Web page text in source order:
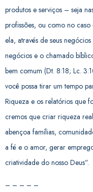
produtos e serviços – seja
profissões, ou como no caso
ela, através de seus
negócios e o chamado
bem comum (Dt. 8:18; Lc.
você possa tirar um tempo
Riqueza e os relatórios que
cremos que criar riqueza
abençoa famílias,
a fé e o amor, gerar
criatividade do nosso Deus”.
– – – – –